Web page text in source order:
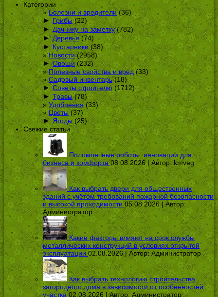
Категории
Болезни и вредители(36)
► Грибы(22)
► Дачнику на заметку(782)
► Деревья(74)
► Кустарники(38)
Новости(2958)
► Овощи(232)
Полезные свойства и вред(33)
Садовый инвентарь(18)
► Советы строителю(1712)
► Травы(78)
Удобрения (33)
Цветы(37)
► Ягоды (25)
Свежие статьи
Поломоечные роботы: инновации для
бизнеса и комфорта 08.08.2026 | Автор:kmveg
Как выбрать двери для общественных
зданий с учётом требований пожарной безопасности
и высокой проходимости 05.08.2026 | Автор:
Администратор
Какие факторы влияют на срок службы
металлических конструкций в условиях открытой
эксплуатации 02.08.2026 | Автор:Администратор
Как выбрать технологию строительства
загородного дома в зависимости от особенностей
участка 02.08.2026 | Автор: Администратор